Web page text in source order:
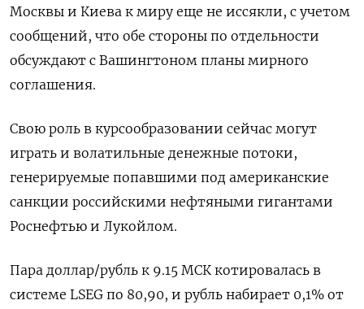
Москвы и Киева к миру еще не иссякли, с учетом
сообщений, что обе стороны по отдельности
обсуждают с Вашингтоном планы мирного
соглашения.
Свою роль в курсообразовании сейчас могут
играть и волатильные денежные потоки,
генерируемые попавшими под американские
санкции российскими нефтяными гигантами
Роснефтью и Лукойлом.
Пара доллар/рубль к 9.15 МСК котировалась в
системе LSEG по 80,90, и рубль набирает 0,1% от